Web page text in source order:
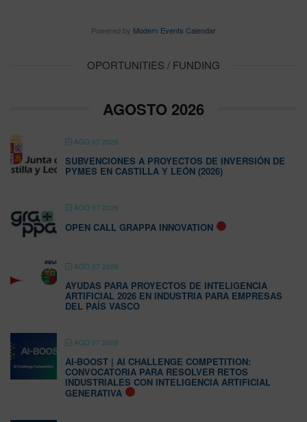
Powered by Modern Events Calendar
OPORTUNITIES / FUNDING
AGOSTO 2026
AGO 07 2026
SUBVENCIONES A PROYECTOS DE INVERSIÓN DE
PYMES EN CASTILLA Y LEÓN (2026)
AGO 07 2026
OPEN CALL GRAPPA INNOVATION
AGO 07 2026
AYUDAS PARA PROYECTOS DE INTELIGENCIA
ARTIFICIAL 2026 EN INDUSTRIA PARA EMPRESAS
DEL PAÍS VASCO
AGO 07 2026
AI-BOOST | AI CHALLENGE COMPETITION:
CONVOCATORIA PARA RESOLVER RETOS
INDUSTRIALES CON INTELIGENCIA ARTIFICIAL
GENERATIVA